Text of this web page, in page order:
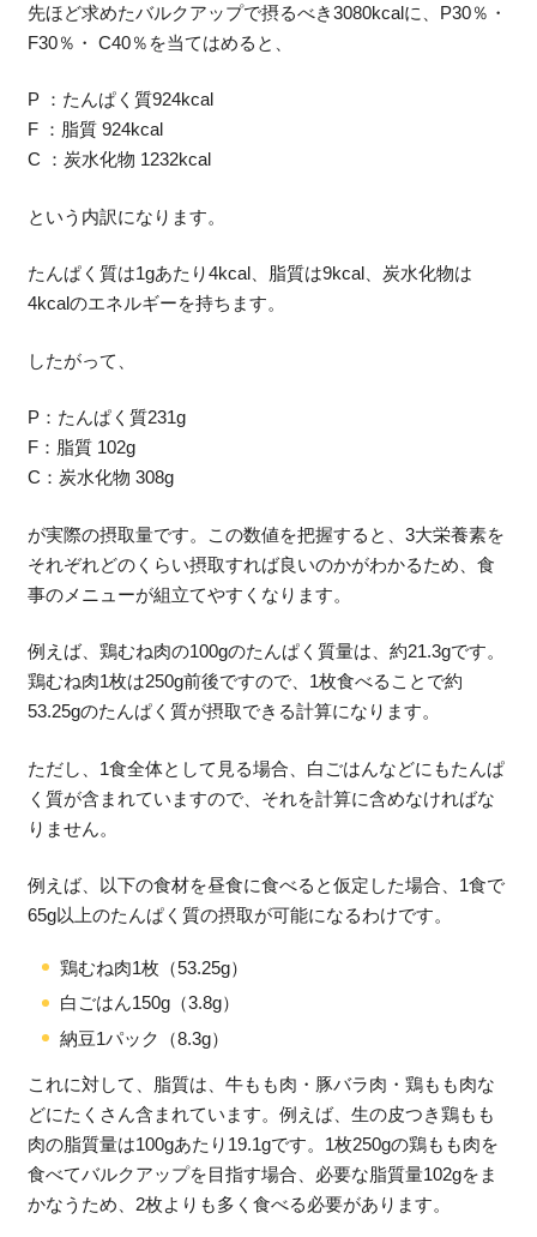
先ほど求めたバルクアップで摂るべき3080kcalに、P30％・
F30％・ C40％を当てはめると、
P ：たんぱく質924kcal
F ：脂質 924kcal
C ：炭水化物 1232kcal
という内訳になります。
たんぱく質は1gあたり4kcal、脂質は9kcal、炭水化物は
4kcalのエネルギーを持ちます。
したがって、
P：たんぱく質231g
F：脂質 102g
C：炭水化物 308g
が実際の摂取量です。この数値を把握すると、3大栄養素を
それぞれどのくらい摂取すれば良いのかがわかるため、食
事のメニューが組立てやすくなります。
例えば、鶏むね肉の100gのたんぱく質量は、約21.3gです。
鶏むね肉1枚は250g前後ですので、1枚食べることで約
53.25gのたんぱく質が摂取できる計算になります。
ただし、1食全体として見る場合、白ごはんなどにもたんぱ
く質が含まれていますので、それを計算に含めなければな
りません。
例えば、以下の食材を昼食に食べると仮定した場合、1食で
65g以上のたんぱく質の摂取が可能になるわけです。
鶏むね肉1枚（53.25g）
白ごはん150g（3.8g）
納豆1パック（8.3g）
これに対して、脂質は、牛もも肉・豚バラ肉・鶏もも肉な
どにたくさん含まれています。例えば、生の皮つき鶏もも
肉の脂質量は100gあたり19.1gです。1枚250gの鶏もも肉を
食べてバルクアップを目指す場合、必要な脂質量102gをま
かなうため、2枚よりも多く食べる必要があります。